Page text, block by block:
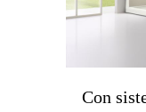
Con